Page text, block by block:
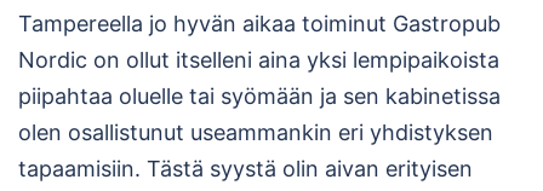
Tampereella jo hyvän aikaa toiminut Gastropub
Nordic on ollut itselleni aina yksi lempipaikoista
piipahtaa oluelle tai syömään ja sen kabinetissa
olen osallistunut useammankin eri yhdistyksen
tapaamisiin. Tästä syystä olin aivan erityisen